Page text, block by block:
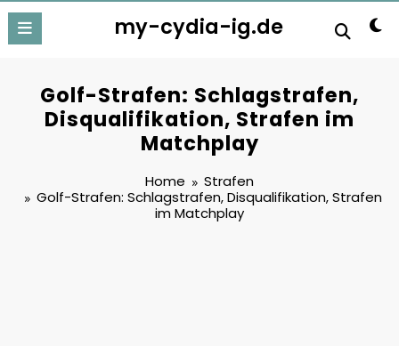
my-cydia-ig.de
Golf-Strafen: Schlagstrafen,
Disqualifikation, Strafen im
Matchplay
Home
Strafen
Golf-Strafen: Schlagstrafen, Disqualifikation, Strafen
im Matchplay